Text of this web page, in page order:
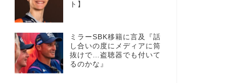
ト】
ミラーSBK移籍に言及『話
し合いの度にメディアに筒
抜けで…盗聴器でも付いて
るのかな』